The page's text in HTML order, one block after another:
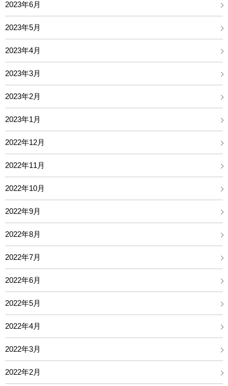
2023年6月
2023年5月
2023年4月
2023年3月
2023年2月
2023年1月
2022年12月
2022年11月
2022年10月
2022年9月
2022年8月
2022年7月
2022年6月
2022年5月
2022年4月
2022年3月
2022年2月